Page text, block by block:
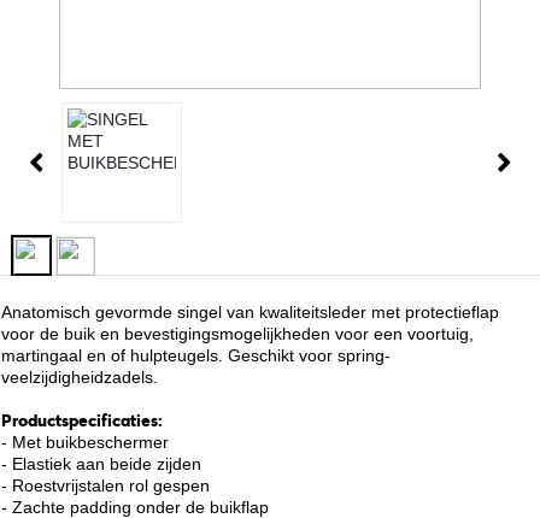
Anatomisch gevormde singel van kwaliteitsleder met protectieflap
voor de buik en bevestigingsmogelijkheden voor een voortuig,
martingaal en of hulpteugels. Geschikt voor spring-
veelzijdigheidzadels.
Productspecificaties:
- Met buikbeschermer
- Elastiek aan beide zijden
- Roestvrijstalen rol gespen
- Zachte padding onder de buikflap